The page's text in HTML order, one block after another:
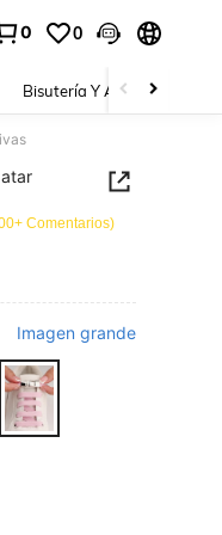
0 0
Bisutería Y Accesorios
Comentarios)
Imagen grande